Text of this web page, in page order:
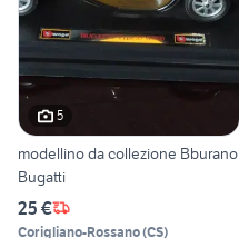
5
modellino da collezione Bburano
Bugatti
25 €
Corigliano-Rossano(CS)